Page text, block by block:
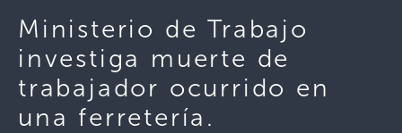
Ministerio de Trabajo
investiga muerte de
trabajador ocurrido en
una ferretería.